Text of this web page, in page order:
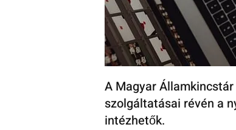
A Magyar
szolgáltatásai révén a
intézhetők.